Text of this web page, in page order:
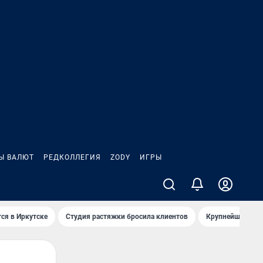
ВАЛЮТ РЕДКОЛЛЕГИЯ ZODY ИГРЫ
в Иркутске Студия растяжки бросила клиентов Крупнейшие